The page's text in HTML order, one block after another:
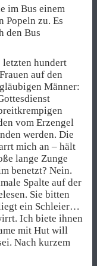
im Bus einem
Popeln zu. Es
den Bus
letzten hundert
auf den
Männer:
vom Erzengel
werden. Die
mich an – hält
lange Zunge
benetzt? Nein.
Spalte auf der
Sie bitten
ein Schleier…
Ich biete ihnen
mit Hut will
Nach kurzem